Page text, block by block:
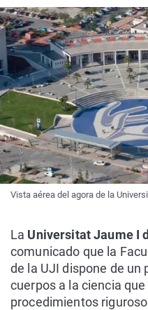
Vista aérea del agora de la
La Universitat Jaume I
comunicado que la
de la UJI dispone de un
cuerpos a la ciencia
procedimientos